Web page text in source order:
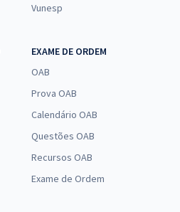
Vunesp
EXAME DE ORDEM
OAB
Prova OAB
Calendário OAB
Questões OAB
Recursos OAB
Exame de Ordem